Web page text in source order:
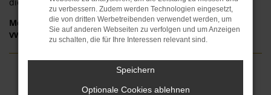
Modelle
VW T-Roc Neuwagen Ingolstadt
Fehler: Network Error
zu verbessern. Zudem werden Technologien eingesetzt,
die von dritten Werbetreibenden verwendet werden, um
Sie auf anderen Webseiten zu verfolgen und um Anzeigen
zu schalten, die für Ihre Interessen relevant sind.
Speichern
Optionale Cookies ablehnen